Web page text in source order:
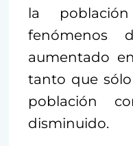
la
fenómenos
aumentado
tanto que
población
disminuido.